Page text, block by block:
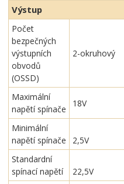
Výstup
Počet
bezpečných
výstupních
obvodů
(OSSD)
2-okruhový
Maximální
napětí spínače
18V
Minimální
napětí spínače
2,5V
Standardní
spínací napětí
22,5V